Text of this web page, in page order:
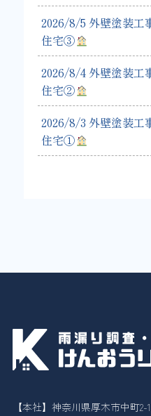
2026/8/5 外壁塗装工
住宅③
2026/8/4 外壁塗装工
住宅②
2026/8/3 外壁塗装工
住宅①
【本社】神奈川県厚木市中町